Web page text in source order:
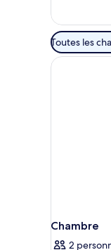
Filtres
disponibles
pour
Toutes les
Chambre
2